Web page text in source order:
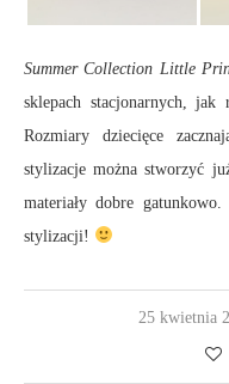
Summer Collection Little
sklepach stacjonarnych,
Rozmiary dziecięce
stylizacje można stworzyć
materiały dobre
stylizacji!
25 kwietnia